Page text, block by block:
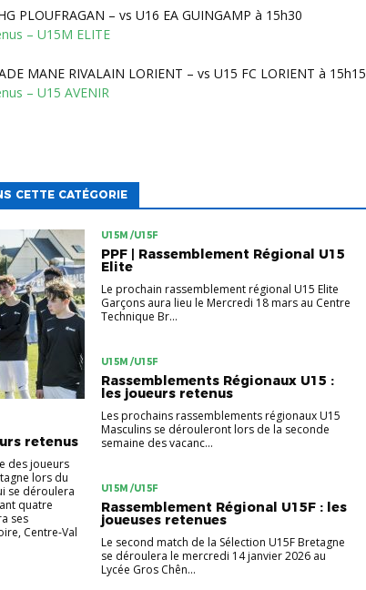
PLOUFRAGAN – vs U16 EA GUINGAMP à 15h30
– U15M ELITE
MANE RIVALAIN LORIENT – vs U15 FC LORIENT à 15h15
– U15 AVENIR
CETTE CATÉGORIE
retenus
des joueurs
lors du
se déroulera
quatre
ses
Centre‑Val
U15M /U15F
PPF | Rassemblement Régional U15
Elite
Le prochain rassemblement régional U15 Elite
Garçons aura lieu le Mercredi 18 mars au Centre
Technique Br...
U15M /U15F
Rassemblements Régionaux U15 :
les joueurs retenus
Les prochains rassemblements régionaux U15
Masculins se dérouleront lors de la seconde
semaine des vacanc...
U15M /U15F
Rassemblement Régional U15F : les
joueuses retenues
Le second match de la Sélection U15F Bretagne
se déroulera le mercredi 14 janvier 2026 au
Lycée Gros Chên...